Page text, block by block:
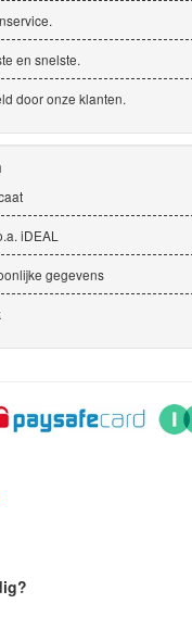
en snelste.
door onze klanten.
iDEAL
gegevens